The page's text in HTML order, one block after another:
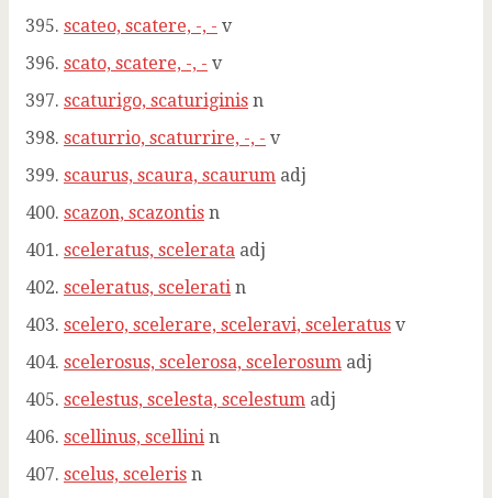
scateo, scatere, -, - v
scato, scatere, -, - v
scaturigo, scaturiginis n
scaturrio, scaturrire, -, - v
scaurus, scaura, scaurum adj
scazon, scazontis n
sceleratus, scelerata adj
sceleratus, scelerati n
scelero, scelerare, sceleravi, sceleratus v
scelerosus, scelerosa, scelerosum adj
scelestus, scelesta, scelestum adj
scellinus, scellini n
scelus, sceleris n